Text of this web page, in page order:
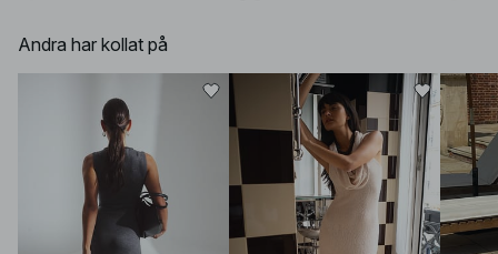
Andra har kollat på